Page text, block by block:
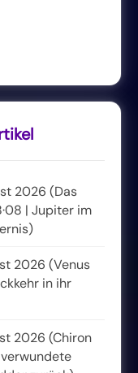
2026 (Das
| Jupiter im
2026 (Venus
in ihr
2026 (Chiron